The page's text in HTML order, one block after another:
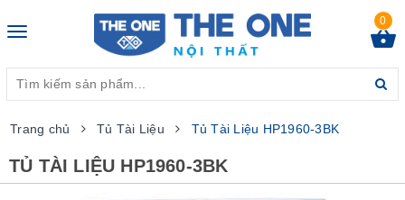
Toggle
0
Trang chủ Tủ Tài Liệu Tủ Tài Liệu HP1960-3BK
TỦ TÀI LIỆU HP1960-3BK